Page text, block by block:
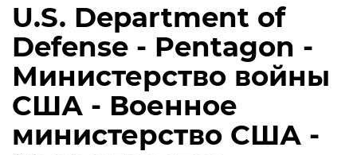
U.S. Department of
Defense - Pentagon -
Министерство войны
США - Военное
министерство США -